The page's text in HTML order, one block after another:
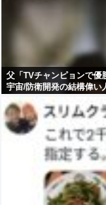
父「TVチャンピョンで優
宇宙/防衛開発の結構偉い